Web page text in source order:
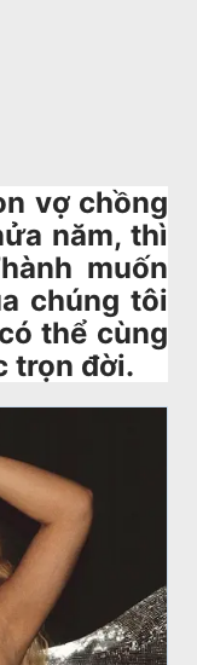
vợ chồng
năm, thì
muốn
chúng tôi
thể cùng
trọn đời.